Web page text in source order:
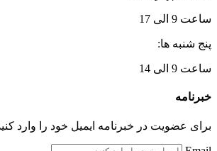
ساعت 9 الی 17
پنج شنبه ها:
ساعت 9 الی 14
خبرنامه
برای عضویت در خبرنامه ایمیل خود را وارد